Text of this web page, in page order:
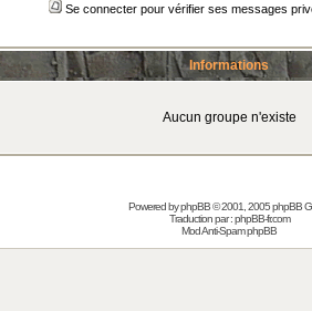
Se connecter pour vérifier ses messages
Informations
Aucun groupe n'existe
Powered byphpBB© 2001, 2005 phpBB
Traduction par :phpBB-fr.com
Mod Anti-Spam phpBB